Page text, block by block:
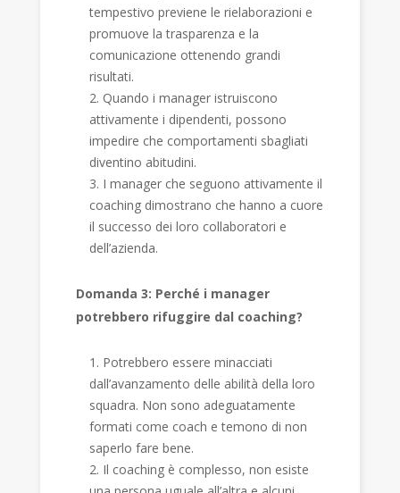
tempestivo previene le rielaborazioni e
promuove la trasparenza e la
comunicazione ottenendo grandi
risultati.
Quando i manager istruiscono
attivamente i dipendenti, possono
impedire che comportamenti sbagliati
diventino abitudini.
I manager che seguono attivamente il
coaching dimostrano che hanno a cuore
il successo dei loro collaboratori e
dell’azienda.
Domanda 3: Perché i manager
potrebbero rifuggire dal coaching?
Potrebbero essere minacciati
dall’avanzamento delle abilità della loro
squadra. Non sono adeguatamente
formati come coach e temono di non
saperlo fare bene.
Il coaching è complesso, non esiste